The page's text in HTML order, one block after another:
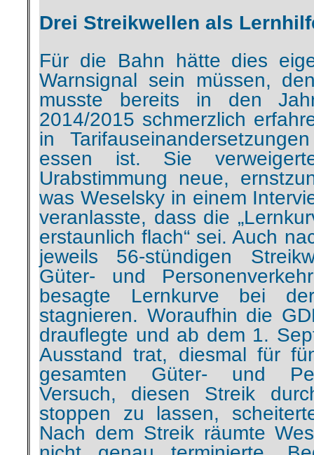
Für die Bahn hätte dies
Warnsignal sein müssen,
musste bereits in den
2014/2015 schmerzlich
in
essen ist. Sie
Urabstimmung neue,
was Weselsky in einem
veranlasste, dass die
erstaunlich flach“ sei. Auch
jeweils 56-stündigen
Güter- und
besagte Lernkurve bei
stagnieren. Woraufhin die
drauflegte und ab dem 1.
Ausstand trat, diesmal für
gesamten Güter- und
Versuch, diesen Streik
stoppen zu lassen,
Nach dem Streik räumte
nicht genau terminierte
deren Verstreichen aber mit
noch intensiver gestreikt